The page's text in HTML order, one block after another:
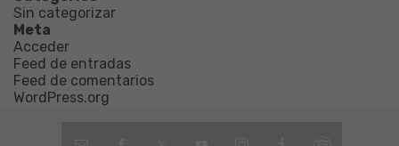
Sin categorizar
Meta
Acceder
Feed de entradas
Feed de comentarios
WordPress.org